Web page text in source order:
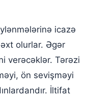
icazə
olurlar. Əgər
verəcəklər. Tərəzi
ön sevişməyi
İltifat